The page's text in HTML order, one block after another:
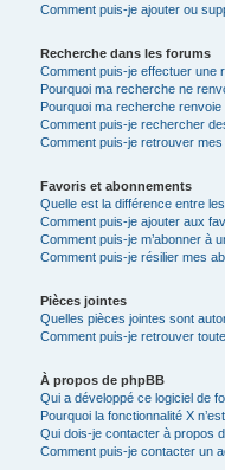
Comment puis-je ajouter ou
Recherche dans les forums
Comment puis-je effectuer une
Pourquoi ma recherche ne
Pourquoi ma recherche
Comment puis-je rechercher
Comment puis-je retrouver
Favoris et abonnements
Quelle est la différence entre
Comment puis-je ajouter aux
Comment puis-je m’abonner à
Comment puis-je résilier mes
Pièces jointes
Quelles pièces jointes sont
Comment puis-je retrouver
À propos de phpBB
Qui a développé ce logiciel de
Pourquoi la fonctionnalité X
Qui dois-je contacter à propos
Comment puis-je contacter un